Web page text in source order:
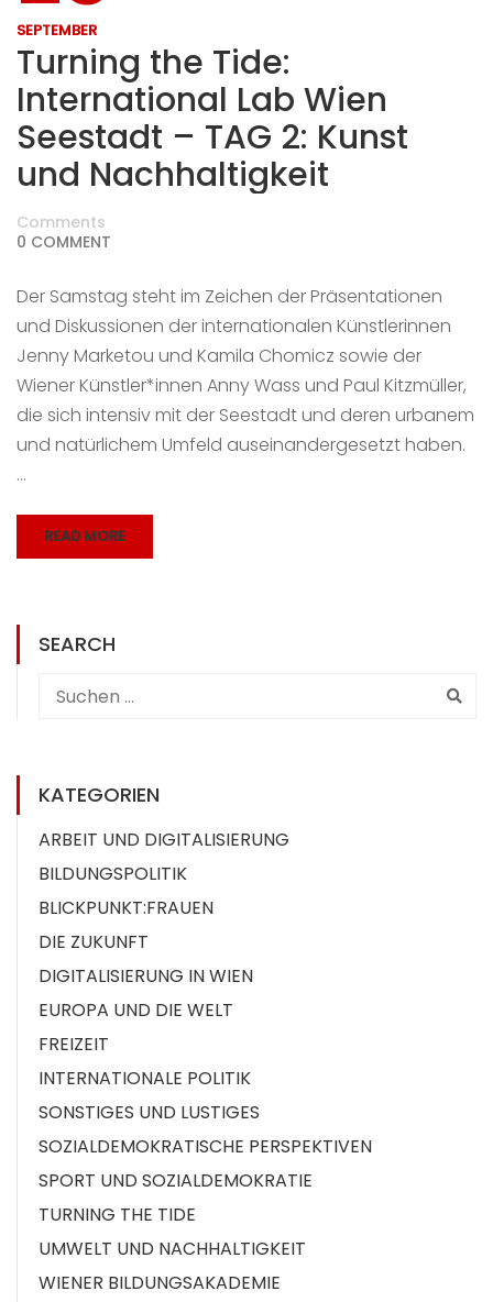
SEPTEMBER
Turning the Tide:
International Lab Wien
Seestadt – TAG 2: Kunst
und Nachhaltigkeit
Comments
0 COMMENT
Der Samstag steht im Zeichen der Präsentationen
und Diskussionen der internationalen Künstlerinnen
Jenny Marketou und Kamila Chomicz sowie der
Wiener Künstler*innen Anny Wass und Paul Kitzmüller,
die sich intensiv mit der Seestadt und deren urbanem
und natürlichem Umfeld auseinandergesetzt haben.
…
READ MORE
SEARCH
KATEGORIEN
ARBEIT UND DIGITALISIERUNG
BILDUNGSPOLITIK
BLICKPUNKT:FRAUEN
DIE ZUKUNFT
DIGITALISIERUNG IN WIEN
EUROPA UND DIE WELT
FREIZEIT
INTERNATIONALE POLITIK
SONSTIGES UND LUSTIGES
SOZIALDEMOKRATISCHE PERSPEKTIVEN
SPORT UND SOZIALDEMOKRATIE
TURNING THE TIDE
UMWELT UND NACHHALTIGKEIT
WIENER BILDUNGSAKADEMIE